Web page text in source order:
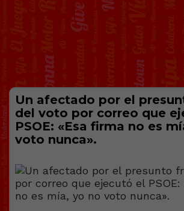
Un afectado por el
del voto por correo que
PSOE: «Esa firma no es
voto nunca».